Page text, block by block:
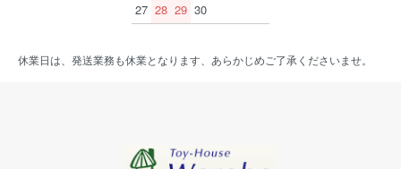
27 28 29 30
休業日は、発送業務も休業となります、あらかじめご了承くださいませ。